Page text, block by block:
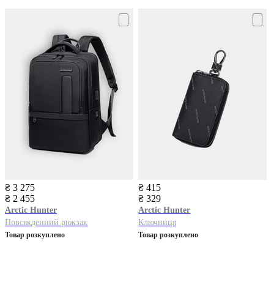
₴ 3 275
₴ 2 455
Arctic Hunter
Повсякденний рюкзак
Товар розкуплено
₴ 415
₴ 329
Arctic Hunter
Ключниця
Товар розкуплено